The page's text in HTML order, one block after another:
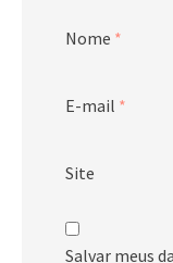
Nome *
E-mail *
Site
Salvar meus